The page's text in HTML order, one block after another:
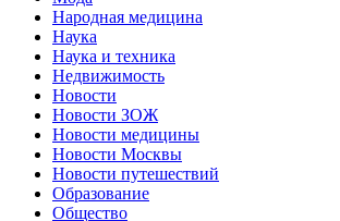
Народная медицина
Наука
Наука и техника
Недвижимость
Новости
Новости ЗОЖ
Новости медицины
Новости Москвы
Новости путешествий
Образование
Общество